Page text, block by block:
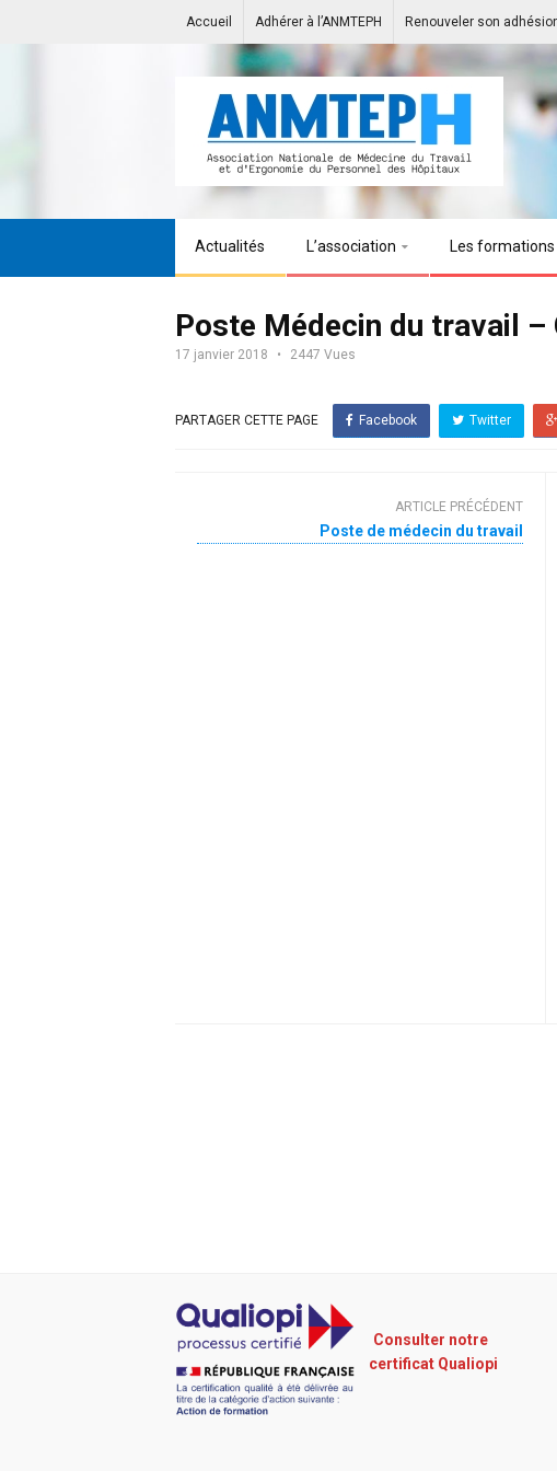
Accueil Adhérer à l’ANMTEPH Renouveler son
Actualités L’association Les formations
Poste Médecin du travail –
17 janvier 2018 2447 Vues
PARTAGER CETTE PAGE Facebook Twitter
ARTICLE PRÉCÉDENT
Poste de médecin du travail
Consulter notre
certificat Qualiopi